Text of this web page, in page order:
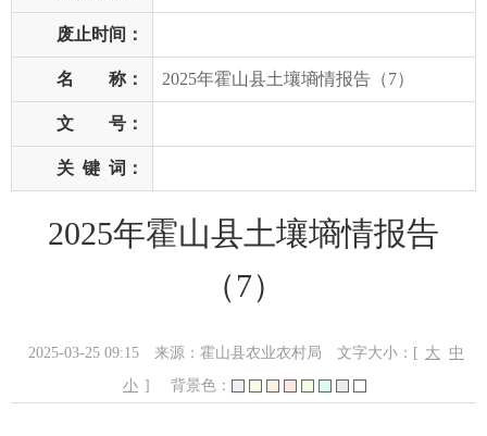
废止时间：
名 称： 2025年霍山县土壤墒情报告（7）
文 号：
关 键 词：
2025年霍山县土壤墒情报告
（7）
2025-03-25 09:15 来源：霍山县农业农村局 文字大小：[ 大
中
小 ] 背景色：